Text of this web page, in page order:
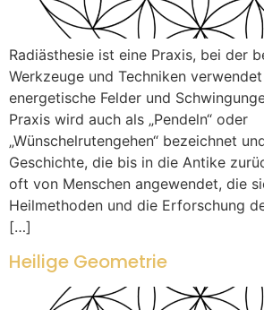
Radiästhesie ist eine Praxis, bei der
Werkzeuge und Techniken
energetische Felder und
Praxis wird auch als „Pendeln“ oder
„Wünschelrutengehen“ bezeichnet
Geschichte, die bis in die Antike
oft von Menschen angewendet, die
Heilmethoden und die Erforschung
[…]
Heilige Geometrie